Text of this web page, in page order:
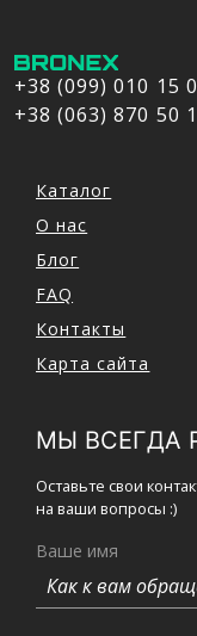
+38 (099) 010 15
+38 (063) 870 50
Каталог
О нас
Блог
FAQ
Контакты
Карта сайта
МЫ ВСЕГДА
Оставьте свои
на ваши вопросы :)
Ваше имя